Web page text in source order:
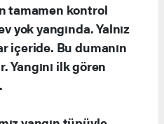
tamamen kontrol
yok yangında. Yalnız
içeride. Bu dumanın
Yangını ilk gören